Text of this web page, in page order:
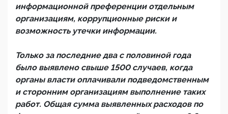
информационной преференции отдельным
организациям, коррупционные риски и
возможность утечки информации.
Только за последние два с половиной года
было выявлено свыше 1500 случаев, когда
органы власти оплачивали подведомственным
и сторонним организациям выполнение таких
работ. Общая сумма выявленных расходов по